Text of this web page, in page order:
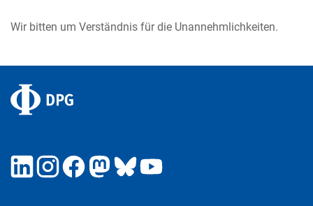
Wir bitten um Verständnis für die Unannehmlichkeiten.